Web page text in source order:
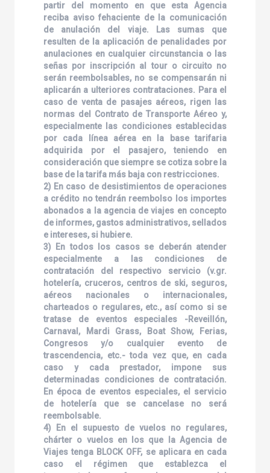
partir del momento en que esta Agencia
reciba aviso fehaciente de la comunicación
de anulación del viaje. Las sumas que
resulten de la aplicación de penalidades por
anulaciones en cualquier circunstancia o las
señas por inscripción al tour o circuito no
serán reembolsables, no se compensarán ni
aplicarán a ulteriores contrataciones. Para el
caso de venta de pasajes aéreos, rigen las
normas del Contrato de Transporte Aéreo y,
especialmente las condiciones establecidas
por cada línea aérea en la base tarifaria
adquirida por el pasajero, teniendo en
consideración que siempre se cotiza sobre la
base de la tarifa más baja con restricciones.
2) En caso de desistimientos de operaciones
a crédito no tendrán reembolso los importes
abonados a la agencia de viajes en concepto
de informes, gastos administrativos, sellados
e intereses, si hubiere.
3) En todos los casos se deberán atender
especialmente a las condiciones de
contratación del respectivo servicio (v.gr.
hotelería, cruceros, centros de ski, seguros,
aéreos nacionales o internacionales,
charteados o regulares, etc., así como si se
tratase de eventos especiales -Reveillón,
Carnaval, Mardi Grass, Boat Show, Ferias,
Congresos y/o cualquier evento de
trascendencia, etc.- toda vez que, en cada
caso y cada prestador, impone sus
determinadas condiciones de contratación.
En época de eventos especiales, el servicio
de hotelería que se cancelase no será
reembolsable.
4) En el supuesto de vuelos no regulares,
chárter o vuelos en los que la Agencia de
Viajes tenga BLOCK OFF, se aplicara en cada
caso el régimen que establezca el